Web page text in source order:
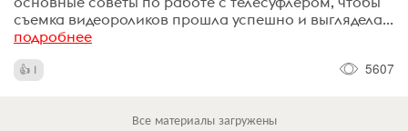
съемка видеороликов прошла успешно и выглядела...
подробнее
1 5607
Все материалы загружены